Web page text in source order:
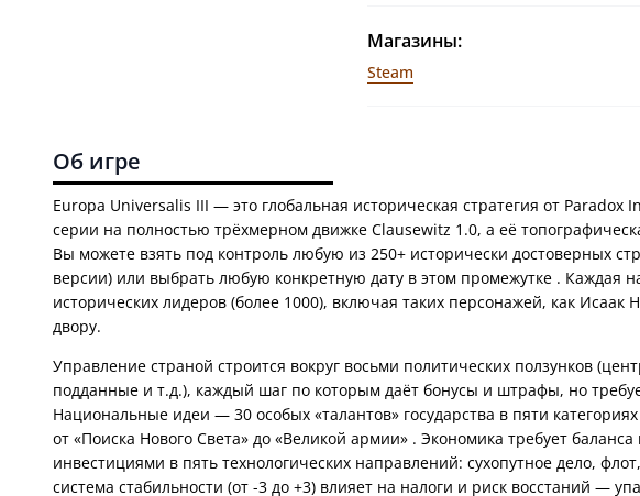
Магазины:
Steam
Об игре
Europa Universalis III — это глобальная историческая стратегия от
серии на полностью трёхмерном движке Clausewitz 1.0, а её
Вы можете взять под контроль любую из 250+ исторически достоверных
версии) или выбрать любую конкретную дату в этом промежутке . Каждая
исторических лидеров (более 1000), включая таких персонажей, как
Управление страной строится вокруг восьми политических ползунков
подданные и т.д.), каждый шаг по которым даёт бонусы и штрафы, но
Национальные идеи — 30 особых «талантов» государства в пяти
от «Поиска Нового Света» до «Великой армии» . Экономика требует
инвестициями в пять технологических направлений: сухопутное дело,